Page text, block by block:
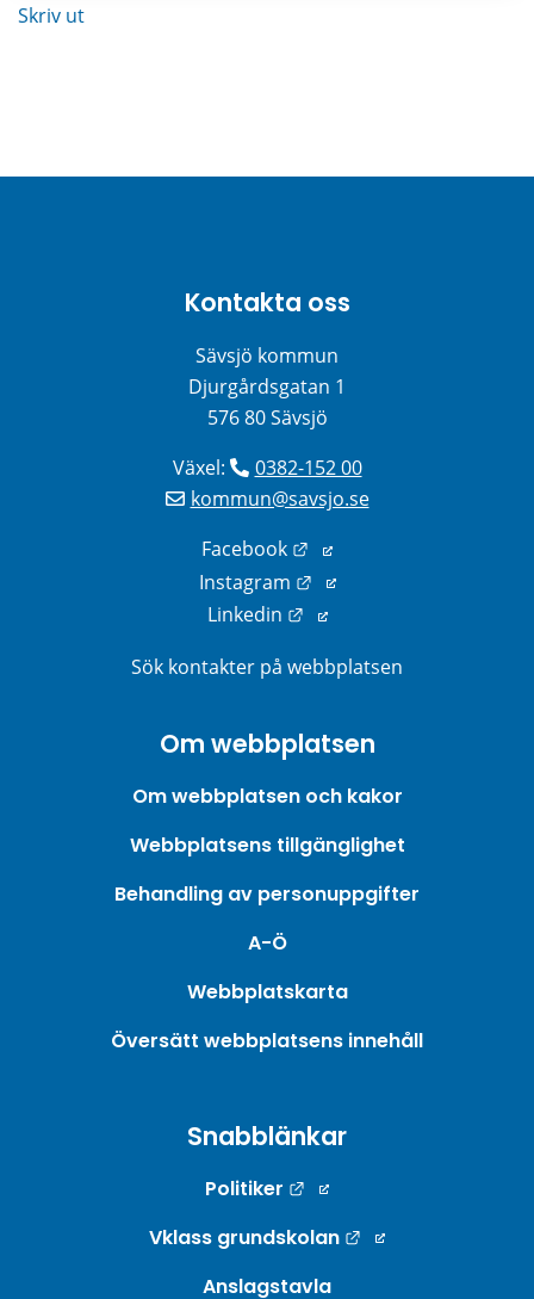
Skriv ut
Kontakta oss
Sävsjö kommun
Djurgårdsgatan 1
576 80 Sävsjö
Växel:
0382-152 00
kommun@savsjo.se
Facebook
Länk till annan
Instagram
Länk till annan
Linkedin
Länk till annan webbplats.
Sök kontakter på webbplatsen
Om webbplatsen
Om webbplatsen och kakor
Webbplatsens tillgänglighet
Behandling av personuppgifter
A-Ö
Webbplatskarta
Översätt webbplatsens innehåll
Snabblänkar
Politiker
Länk till annan
Vklass grundskolan
Länk till annan
Anslagstavla